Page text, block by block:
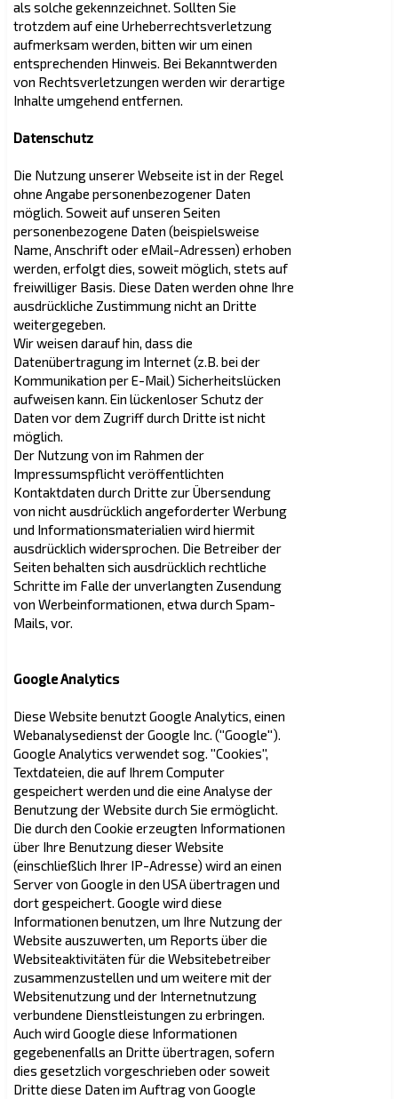
als solche gekennzeichnet. Sollten Sie
trotzdem auf eine Urheberrechtsverletzung
aufmerksam werden, bitten wir um einen
entsprechenden Hinweis. Bei Bekanntwerden
von Rechtsverletzungen werden wir derartige
Inhalte umgehend entfernen.
Datenschutz
Die Nutzung unserer Webseite ist in der Regel
ohne Angabe personenbezogener Daten
möglich. Soweit auf unseren Seiten
personenbezogene Daten (beispielsweise
Name, Anschrift oder eMail-Adressen) erhoben
werden, erfolgt dies, soweit möglich, stets auf
freiwilliger Basis. Diese Daten werden ohne Ihre
ausdrückliche Zustimmung nicht an Dritte
weitergegeben.
Wir weisen darauf hin, dass die
Datenübertragung im Internet (z.B. bei der
Kommunikation per E-Mail) Sicherheitslücken
aufweisen kann. Ein lückenloser Schutz der
Daten vor dem Zugriff durch Dritte ist nicht
möglich.
Der Nutzung von im Rahmen der
Impressumspflicht veröffentlichten
Kontaktdaten durch Dritte zur Übersendung
von nicht ausdrücklich angeforderter Werbung
und Informationsmaterialien wird hiermit
ausdrücklich widersprochen. Die Betreiber der
Seiten behalten sich ausdrücklich rechtliche
Schritte im Falle der unverlangten Zusendung
von Werbeinformationen, etwa durch Spam-
Mails, vor.
Google Analytics
Diese Website benutzt Google Analytics, einen
Webanalysedienst der Google Inc. (''Google'').
Google Analytics verwendet sog. ''Cookies'',
Textdateien, die auf Ihrem Computer
gespeichert werden und die eine Analyse der
Benutzung der Website durch Sie ermöglicht.
Die durch den Cookie erzeugten Informationen
über Ihre Benutzung dieser Website
(einschließlich Ihrer IP-Adresse) wird an einen
Server von Google in den USA übertragen und
dort gespeichert. Google wird diese
Informationen benutzen, um Ihre Nutzung der
Website auszuwerten, um Reports über die
Websiteaktivitäten für die Websitebetreiber
zusammenzustellen und um weitere mit der
Websitenutzung und der Internetnutzung
verbundene Dienstleistungen zu erbringen.
Auch wird Google diese Informationen
gegebenenfalls an Dritte übertragen, sofern
dies gesetzlich vorgeschrieben oder soweit
Dritte diese Daten im Auftrag von Google